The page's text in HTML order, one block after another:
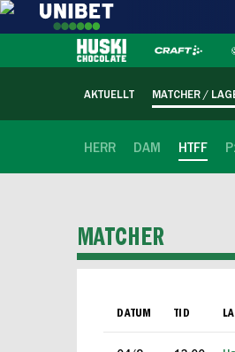
AKTUELLT MATCHER /
HERR DAM HTFF
MATCHER
DATUM TID